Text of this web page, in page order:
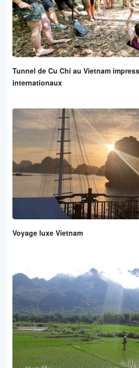
Tunnel de Cu Chi au Vietnam
internationaux
Voyage luxe Vietnam